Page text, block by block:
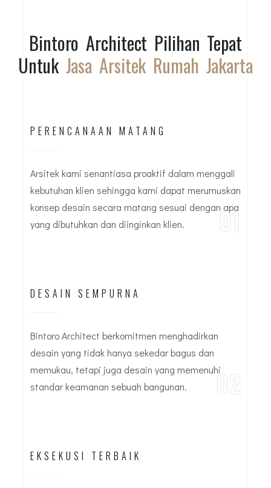
Bintoro Architect Pilihan Tepat
Untuk Jasa Arsitek Rumah Jakarta
PERENCANAAN MATANG
Arsitek kami senantiasa proaktif dalam menggali
kebutuhan klien sehingga kami dapat merumuskan
konsep desain secara matang sesuai dengan apa
yang dibutuhkan dan diinginkan klien.
01
DESAIN SEMPURNA
Bintoro Architect berkomitmen menghadirkan
desain yang tidak hanya sekedar bagus dan
memukau, tetapi juga desain yang memenuhi
standar keamanan sebuah bangunan.
02
EKSEKUSI TERBAIK